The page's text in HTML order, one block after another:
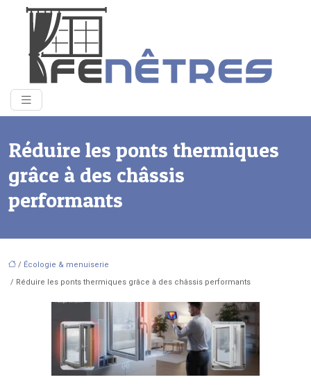
Réduire les ponts thermiques
grâce à des châssis
performants
/ Écologie & menuiserie
/ Réduire les ponts thermiques grâce à des châssis performants